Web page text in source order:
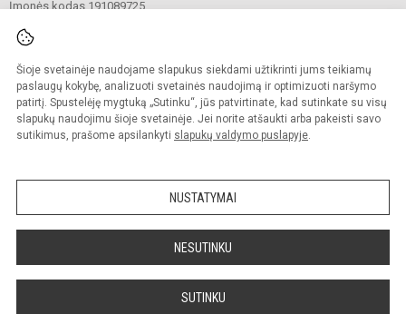
Šioje svetainėje naudojame slapukus siekdami užtikrinti jums teikiamų
paslaugų kokybę, analizuoti svetainės naudojimą ir optimizuoti naršymo
patirtį. Spustelėję mygtuką „Sutinku“, jūs patvirtinate, kad sutinkate su visų
slapukų naudojimu šioje svetainėje. Jei norite atšaukti arba pakeisti savo
sutikimus, prašome apsilankyti slapukų valdymo puslapyje.
NUSTATYMAI
NESUTINKU
SUTINKU
Įmonės kodas 191089725
© 2025. Ignalinos r. Vidiškių gimnazija. Visos teisės saugomos.
Kopijuoti turinį be raštiško gimnazijos sutikimo griežtai draudžiama.
Prieinamumo paraiška Slapukų valdymas
Sumanus būdas atnaujinti